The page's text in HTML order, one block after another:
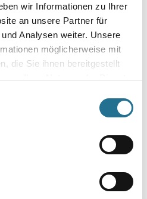
wir Informationen zu Ihrer
an unsere Partner für
Analysen weiter. Unsere
möglicherweise mit
die Sie ihnen bereitgestellt
Ihrer Nutzung der Dienste